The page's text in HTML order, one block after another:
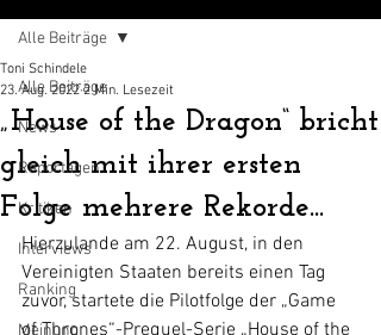
Alle Beiträge
News
Reportagen
Kritiken
Interviews
Ranking
Meinung
Alle Beiträge
„House of the Dragon“ bricht
gleich mit ihrer ersten
Folge mehrere Rekorde...
Toni Schindele
23. Aug. 2022 2 Min. Lesezeit
Hierzulande am 22. August, in den
Vereinigten Staaten bereits einen Tag
zuvor, startete die Pilotfolge der „Game
of Thrones“-Prequel-Serie „House of the